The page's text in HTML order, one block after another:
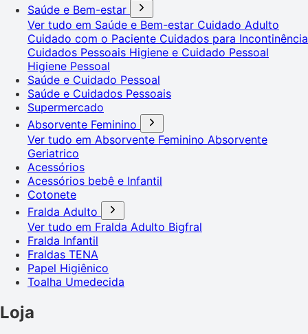
Saúde e Bem-estar
Ver tudo em Saúde e Bem-estar Cuidado Adulto
Cuidado com o Paciente Cuidados para Incontinência
Cuidados Pessoais Higiene e Cuidado Pessoal
Higiene Pessoal
Saúde e Cuidado Pessoal
Saúde e Cuidados Pessoais
Supermercado
Absorvente Feminino
Ver tudo em Absorvente Feminino Absorvente
Geriatrico
Acessórios
Acessórios bebê e Infantil
Cotonete
Fralda Adulto
Ver tudo em Fralda Adulto Bigfral
Fralda Infantil
Fraldas TENA
Papel Higiênico
Toalha Umedecida
Loja